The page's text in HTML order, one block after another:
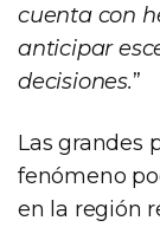
cuenta con
anticipar
decisiones.”
Las grandes
fenómeno
en la región